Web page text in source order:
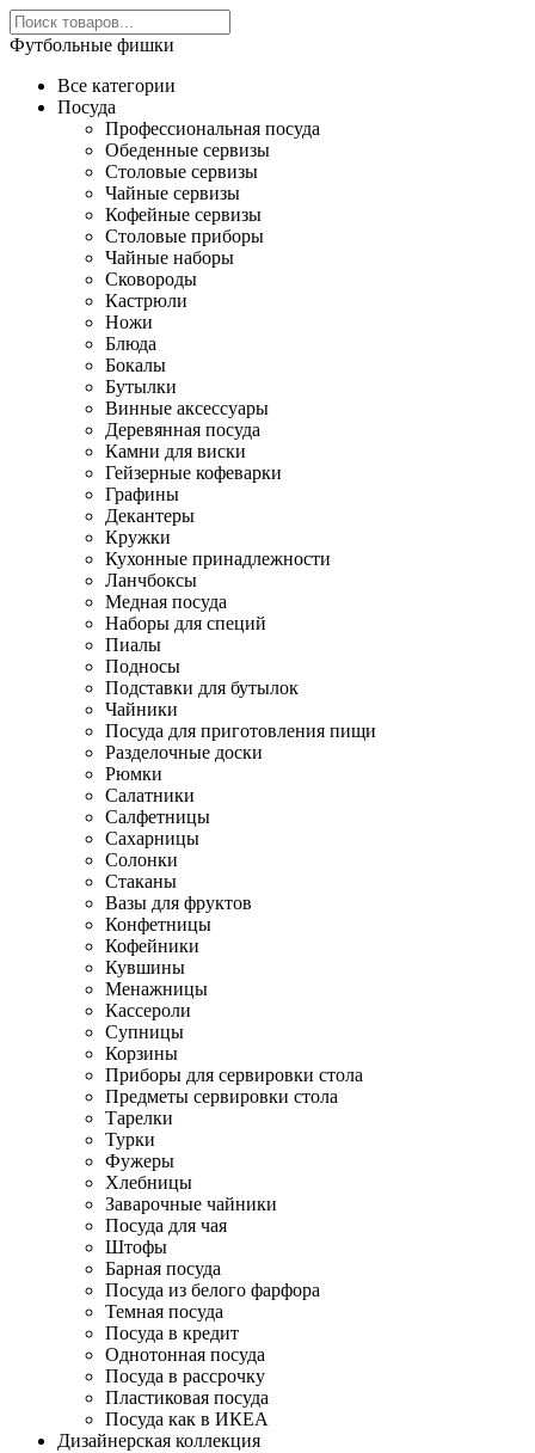
Футбольные фишки
Все категории
Посуда
Профессиональная посуда
Обеденные сервизы
Столовые сервизы
Чайные сервизы
Кофейные сервизы
Столовые приборы
Чайные наборы
Сковороды
Кастрюли
Ножи
Блюда
Бокалы
Бутылки
Винные аксессуары
Деревянная посуда
Камни для виски
Гейзерные кофеварки
Графины
Декантеры
Кружки
Кухонные принадлежности
Ланчбоксы
Медная посуда
Наборы для специй
Пиалы
Подносы
Подставки для бутылок
Чайники
Посуда для приготовления пищи
Разделочные доски
Рюмки
Салатники
Салфетницы
Сахарницы
Солонки
Стаканы
Вазы для фруктов
Конфетницы
Кофейники
Кувшины
Менажницы
Кассероли
Супницы
Корзины
Приборы для сервировки стола
Предметы сервировки стола
Тарелки
Турки
Фужеры
Хлебницы
Заварочные чайники
Посуда для чая
Штофы
Барная посуда
Посуда из белого фарфора
Темная посуда
Посуда в кредит
Однотонная посуда
Посуда в рассрочку
Пластиковая посуда
Посуда как в ИКЕА
Дизайнерская коллекция